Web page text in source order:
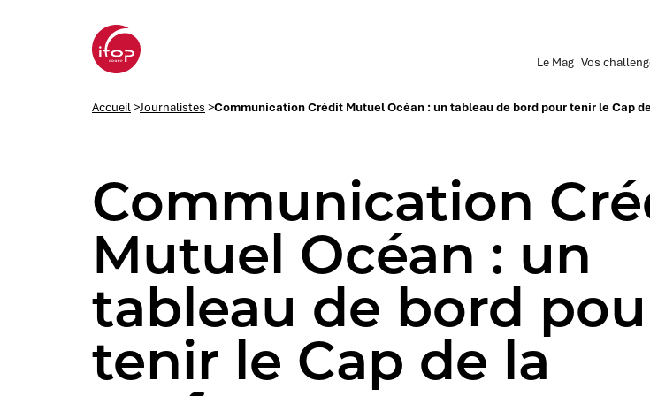
Le Mag Vos
Accueil>Journalistes >Communication Crédit Mutuel Océan : un tableau de bord pour tenir le Cap
Communication
Mutuel Océan : un
tableau de bord
tenir le Cap de la